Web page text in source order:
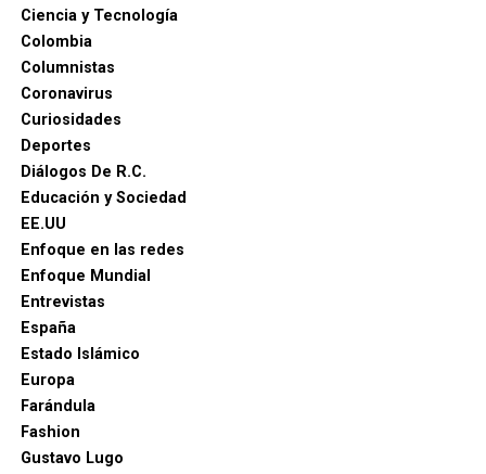
Ciencia y Tecnología
Colombia
Columnistas
Coronavirus
Curiosidades
Deportes
Diálogos De R.C.
Educación y Sociedad
EE.UU
Enfoque en las redes
Enfoque Mundial
Entrevistas
España
Estado Islámico
Europa
Farándula
Fashion
Gustavo Lugo